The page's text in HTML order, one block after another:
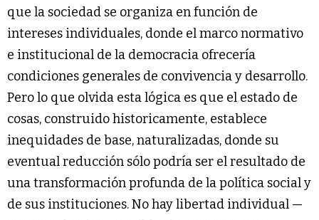
que la sociedad se organiza en función de
intereses individuales, donde el marco normativo
e institucional de la democracia ofrecería
condiciones generales de convivencia y desarrollo.
Pero lo que olvida esta lógica es que el estado de
cosas, construido historicamente, establece
inequidades de base, naturalizadas, donde su
eventual reducción sólo podría ser el resultado de
una transformación profunda de la política social y
de sus instituciones. No hay libertad individual —